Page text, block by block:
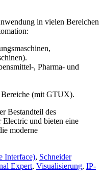
in vielen Bereichen
, Pharma- und
Bereiche (mit GTUX).
Bestandteil des
und bieten eine
moderne
Interface), Schneider
Expert, Visualisierung, IP-